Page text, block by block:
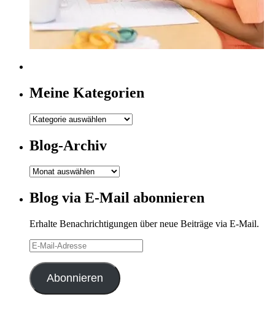
Meine Kategorien
Meine
Blog-Archiv
Blog-
Blog via E-Mail abonnieren
Erhalte Benachrichtigungen über neue Beiträge via E-Mail.
E-
Mail-
Adresse
Abonnieren